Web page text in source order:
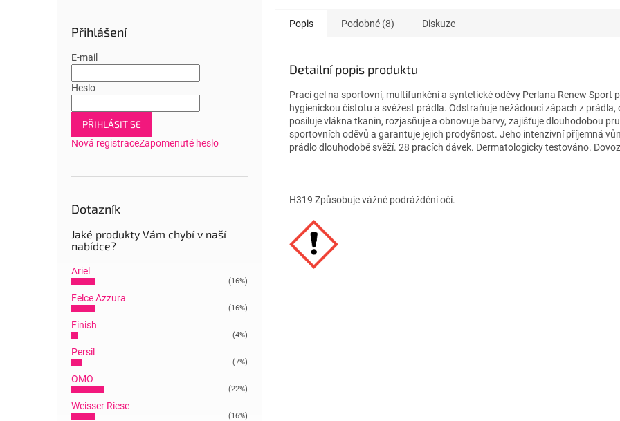
Přihlášení
E-mail
Heslo
PŘIHLÁSIT SE
Nová registraceZapomenuté heslo
Dotazník
Jaké produkty Vám chybí v naší
nabídce?
Ariel
(16%)
Felce Azzura
(16%)
Finish
(4%)
Persil
(7%)
OMO
(22%)
Weisser Riese
(16%)
Popis Podobné (8) Diskuze
Detailní popis produktu
Prací gel na sportovní, multifunkční a syntetické oděvy Perlana Renew Sport
hygienickou čistotu a svěžest prádla. Odstraňuje nežádoucí zápach z prádla,
posiluje vlákna tkanin, rozjasňuje a obnovuje barvy, zajišťuje dlouhodobou
sportovních oděvů a garantuje jejich prodyšnost. Jeho intenzivní příjemná
prádlo dlouhodobě svěží. 28 pracích dávek. Dermatologicky testováno.
H319 Způsobuje vážné podráždění očí.